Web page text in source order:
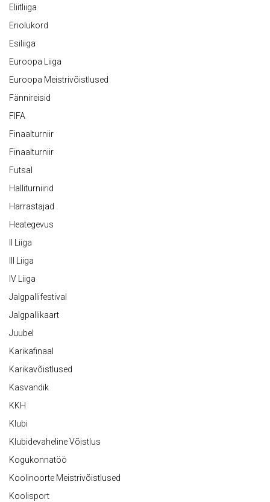
Eliitliiga
Eriolukord
Esiliiga
Euroopa Liiga
Euroopa Meistrivõistlused
Fännireisid
FIFA
Finaalturniir
Finaalturniir
Futsal
Halliturniirid
Harrastajad
Heategevus
II Liiga
III Liiga
IV Liiga
Jalgpallifestival
Jalgpallikaart
Juubel
Karikafinaal
Karikavõistlused
Kasvandik
KKH
Klubi
Klubidevaheline Võistlus
Kogukonnatöö
Koolinoorte Meistrivõistlused
Koolisport